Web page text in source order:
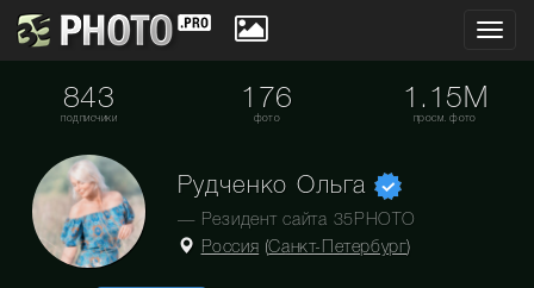
843
подписчики
176
фото
1.15M
просм. фото
Рудченко Ольга
— Резидент сайта 35PHOTO
Россия (Санкт-Петербург)